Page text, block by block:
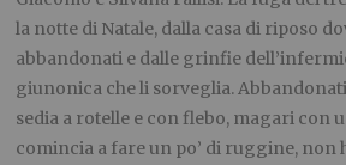
la notte di Natale, dalla casa di riposo
abbandonati e dalle grinfie
giunonica che li sorveglia.
sedia a rotelle e con flebo, magari con
comincia a fare un po’ di ruggine, non